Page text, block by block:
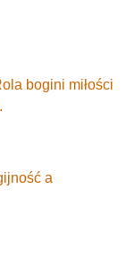
bogini miłości
a